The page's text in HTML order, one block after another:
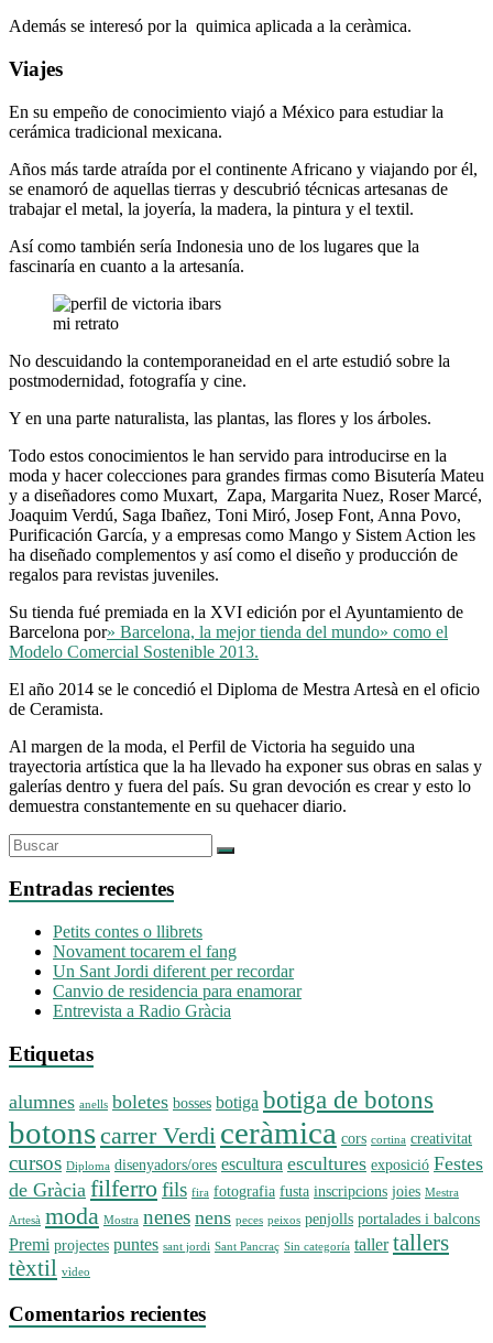
Además se interesó por la quimica aplicada a la ceràmica.
Viajes
En su empeño de conocimiento viajó a México para estudiar la
cerámica tradicional mexicana.
Años más tarde atraída por el continente Africano y viajando por él,
se enamoró de aquellas tierras y descubrió técnicas artesanas de
trabajar el metal, la joyería, la madera, la pintura y el textil.
Así como también sería Indonesia uno de los lugares que la
fascinaría en cuanto a la artesanía.
mi retrato
No descuidando la contemporaneidad en el arte estudió sobre la
postmodernidad, fotografía y cine.
Y en una parte naturalista, las plantas, las flores y los árboles.
Todo estos conocimientos le han servido para introducirse en la
moda y hacer colecciones para grandes firmas como Bisutería Mateu
y a diseñadores como Muxart, Zapa, Margarita Nuez, Roser Marcé,
Joaquim Verdú, Saga Ibañez, Toni Miró, Josep Font, Anna Povo,
Purificación García, y a empresas como Mango y Sistem Action les
ha diseñado complementos y así como el diseño y producción de
regalos para revistas juveniles.
Su tienda fué premiada en la XVI edición por el Ayuntamiento de
Barcelona por» Barcelona, la mejor tienda del mundo» como el
Modelo Comercial Sostenible 2013.
El año 2014 se le concedió el Diploma de Mestra Artesà en el oficio
de Ceramista.
Al margen de la moda, el Perfil de Victoria ha seguido una
trayectoria artística que la ha llevado ha exponer sus obras en salas y
galerías dentro y fuera del país. Su gran devoción es crear y esto lo
demuestra constantemente en su quehacer diario.
Entradas recientes
Petits contes o llibrets
Novament tocarem el fang
Un Sant Jordi diferent per recordar
Canvio de residencia para enamorar
Entrevista a Radio Gràcia
Etiquetas
alumnes anells boletes bosses botiga botiga de botons
botonscarrer Verdi ceràmica cors cortina creativitat
cursos Diploma disenyadors/ores escultura escultures exposició Festes
de Gràcia filferrofils fira fotografia fusta inscripcions joies Mestra
Artesà moda Mostra nenes nens peces peixos penjolls portalades i balcons
Premi projectes puntes sant jordi Sant Pancraç Sin categoría taller tallers
tèxtil vìdeo
Comentarios recientes